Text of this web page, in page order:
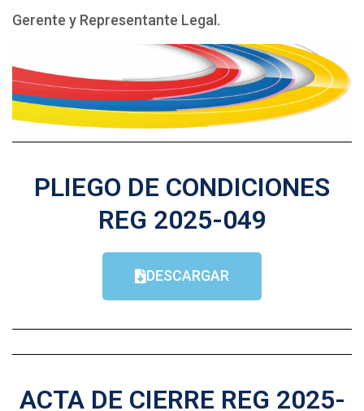
Gerente y Representante Legal.
PLIEGO DE CONDICIONES
REG 2025-049
DESCARGAR
ACTA DE CIERRE REG 2025-